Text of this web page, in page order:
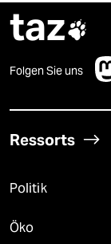
taz
Folgen Sie uns
Ressorts
Politik
Öko